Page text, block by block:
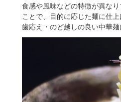
食感や風味などの特徴が異な
ことで、目的に応じた麺に仕上
歯応え・のど越しの良い中華麺